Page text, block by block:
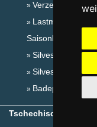
Verzeichnis der
Lastminute Das
Saisonlinks:
Silvester Das
Silvester im
Badeplätze
Tschechische Gebirge